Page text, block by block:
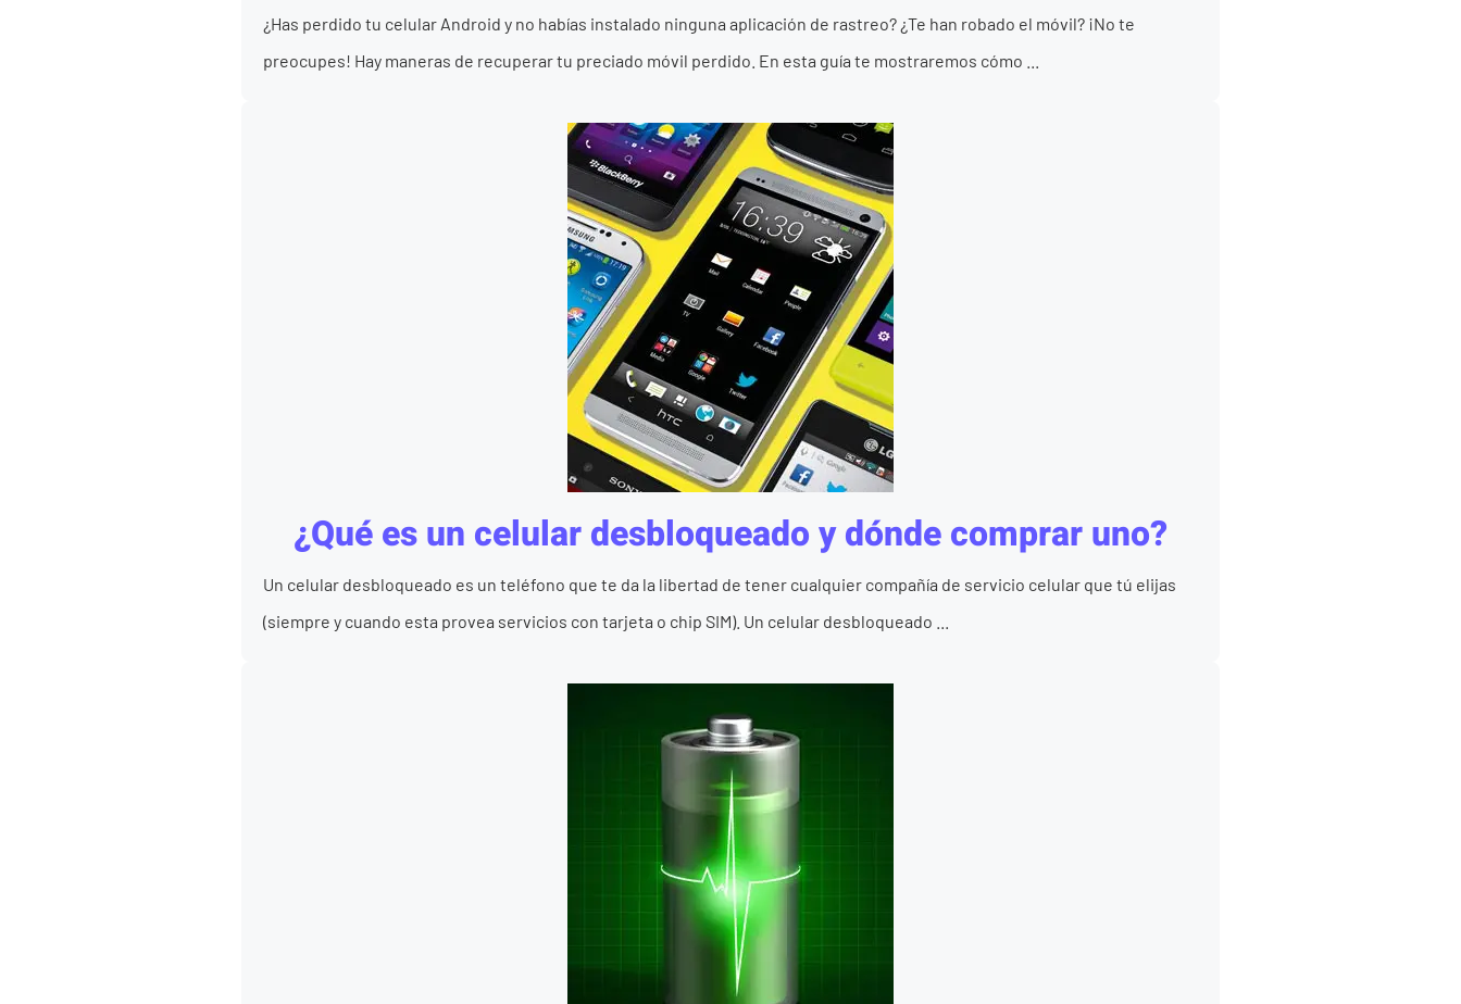
¿Has perdido tu celular Android y no habías instalado ninguna aplicación de rastreo? ¿Te han robado el móvil? ¡No te
preocupes! Hay maneras de recuperar tu preciado móvil perdido. En esta guía te mostraremos cómo ...
¿Qué es un celular desbloqueado y dónde comprar uno?
Un celular desbloqueado es un teléfono que te da la libertad de tener cualquier compañía de servicio celular que tú elijas
(siempre y cuando esta provea servicios con tarjeta o chip SIM). Un celular desbloqueado ...